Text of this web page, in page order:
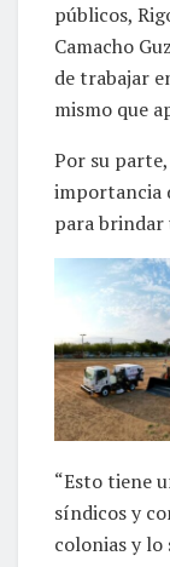
públicos,
Camacho
de trabajar
mismo que
Por su
importancia
para brindar
“Esto tiene
síndicos y
colonias y lo